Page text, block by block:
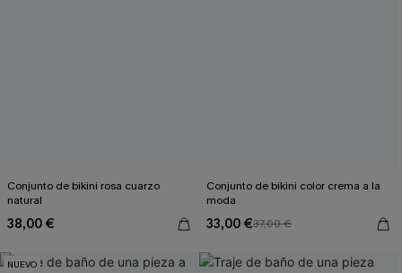
Conjunto de bikini rosa cuarzo
natural
38,00 €
Conjunto de bikini color crema a la
moda
33,00 €37,00 €
NUEVO